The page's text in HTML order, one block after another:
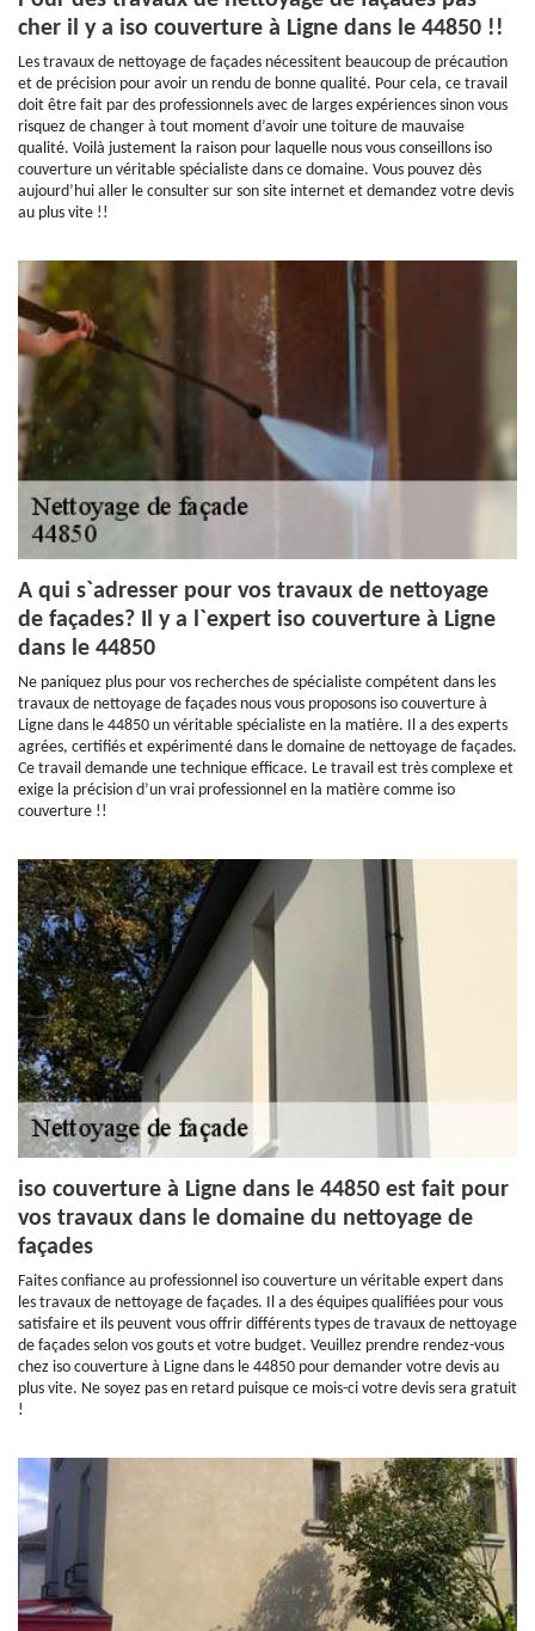
cher il y a iso couverture à Ligne dans le 44850 !!
Les travaux de nettoyage de façades nécessitent beaucoup de précaution
et de précision pour avoir un rendu de bonne qualité. Pour cela, ce travail
doit être fait par des professionnels avec de larges expériences sinon vous
risquez de changer à tout moment d’avoir une toiture de mauvaise
qualité. Voilà justement la raison pour laquelle nous vous conseillons iso
couverture un véritable spécialiste dans ce domaine. Vous pouvez dès
aujourd’hui aller le consulter sur son site internet et demandez votre devis
au plus vite !!
A qui s`adresser pour vos travaux de nettoyage
de façades? Il y a l`expert iso couverture à Ligne
dans le 44850
Ne paniquez plus pour vos recherches de spécialiste compétent dans les
travaux de nettoyage de façades nous vous proposons iso couverture à
Ligne dans le 44850 un véritable spécialiste en la matière. Il a des experts
agrées, certifiés et expérimenté dans le domaine de nettoyage de façades.
Ce travail demande une technique efficace. Le travail est très complexe et
exige la précision d’un vrai professionnel en la matière comme iso
couverture !!
iso couverture à Ligne dans le 44850 est fait pour
vos travaux dans le domaine du nettoyage de
façades
Faites confiance au professionnel iso couverture un véritable expert dans
les travaux de nettoyage de façades. Il a des équipes qualifiées pour vous
satisfaire et ils peuvent vous offrir différents types de travaux de nettoyage
de façades selon vos gouts et votre budget. Veuillez prendre rendez-vous
chez iso couverture à Ligne dans le 44850 pour demander votre devis au
plus vite. Ne soyez pas en retard puisque ce mois-ci votre devis sera gratuit
!